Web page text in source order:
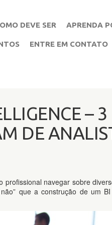
DEVE SER APRENDA
ENTRE EM CONTATO
– 3
DE
profissional navegar sobre
que a construção de um